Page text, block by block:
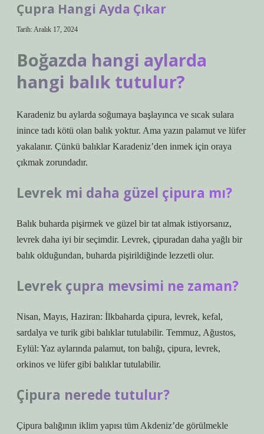
Çupra Hangi Ayda Çıkar
Tarih: Aralık 17, 2024
Boğazda hangi aylarda
hangi balık tutulur?
Karadeniz bu aylarda soğumaya başlayınca ve sıcak sulara
inince tadı kötü olan balık yoktur. Ama yazın palamut ve lüfer
yakalanır. Çünkü balıklar Karadeniz’den inmek için oraya
çıkmak zorundadır.
Levrek mi daha güzel çipura mı?
Balık buharda pişirmek ve güzel bir tat almak istiyorsanız,
levrek daha iyi bir seçimdir. Levrek, çipuradan daha yağlı bir
balık olduğundan, buharda pişirildiğinde lezzetli olur.
Levrek çupra mevsimi ne zaman?
Nisan, Mayıs, Haziran: İlkbaharda çipura, levrek, kefal,
sardalya ve turik gibi balıklar tutulabilir. Temmuz, Ağustos,
Eylül: Yaz aylarında palamut, ton balığı, çipura, levrek,
orkinos ve lüfer gibi balıklar tutulabilir.
Çipura nerede tutulur?
Çipura balığının iklim yapısı tüm Akdeniz’de görülmekle